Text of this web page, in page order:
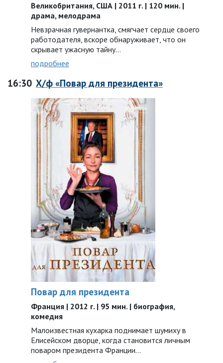
Великобритания, США | 2011 г. | 120 мин. |
драма, мелодрама
Невзрачная гувернантка, смягчает сердце своего
работодателя, вскоре обнаруживает, что он
скрывает ужасную тайну…
подробнее
16:30 Х/ф «Повар для президента»
Повар для президента
Франция | 2012 г. | 95 мин. | биография,
комедия
Малоизвестная кухарка поднимает шумиху в
Елисейском дворце, когда становится личным
поваром президента Франции…